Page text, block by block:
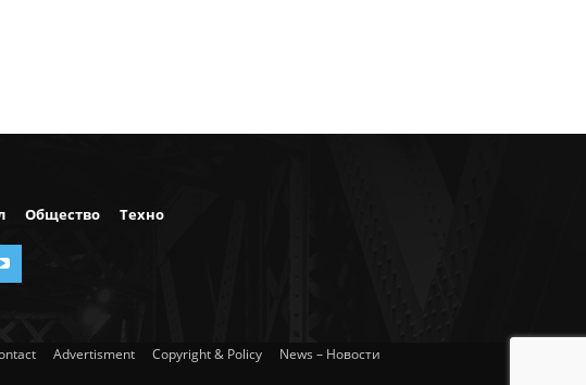
Общество Техно
Advertisment Copyright & Policy News – Новости